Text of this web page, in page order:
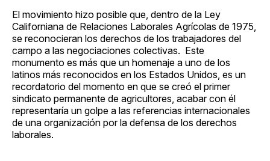
El movimiento hizo posible que, dentro de la Ley
Californiana de Relaciones Laborales Agrícolas de 1975,
se reconocieran los derechos de los trabajadores del
campo a las negociaciones colectivas. Este
monumento es más que un homenaje a uno de los
latinos más reconocidos en los Estados Unidos, es un
recordatorio del momento en que se creó el primer
sindicato permanente de agricultores, acabar con él
representaría un golpe a las referencias internacionales
de una organización por la defensa de los derechos
laborales.